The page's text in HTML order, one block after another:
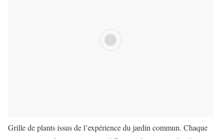
Grille de plants issus de l’expérience du jardin commun. Chaque